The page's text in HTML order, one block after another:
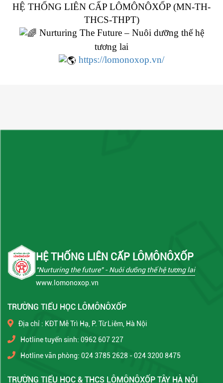
HỆ THỐNG LIÊN CẤP LÔMÔNÔXỐP (MN-TH-
THCS-THPT)
Nurturing The Future – Nuôi dưỡng thế hệ
tương lai
https://lomonoxop.vn/
HỆ THỐNG LIÊN CẤP LÔMÔNÔXỐP
"Nurturing the future"- Nuôi dưỡng thế hệ tương lai
www.lomonoxop.vn
TRƯỜNG TIỂU HỌC LÔMÔNÔXỐP
Địa chỉ : KĐT Mễ Trì Hạ, P. Từ Liêm, Hà Nội
Hotline tuyển sinh: 0962 607 227
Hotline văn phòng: 024 3785 2628 - 024 3200 8475
TRƯỜNG TIỂU HỌC & THCS LÔMÔNÔXỐP TÂY HÀ NỘI